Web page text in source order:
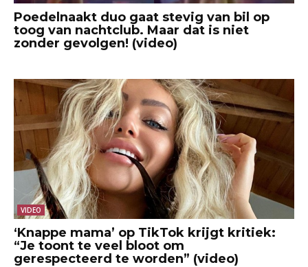
Poedelnaakt duo gaat stevig van bil op
toog van nachtclub. Maar dat is niet
zonder gevolgen! (video)
VIDEO
‘Knappe mama’ op TikTok krijgt kritiek:
“Je toont te veel bloot om
gerespecteerd te worden” (video)